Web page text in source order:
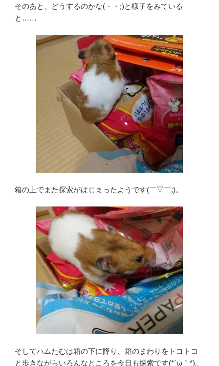
そのあと、どうするのかな(・・;)と様子をみている
と……
箱の上でまた探索がはじまったようです(￣▽￣;)。
そしてハムたむは箱の下に降り、箱のまわりをトコトコ
と歩きながらいろんなところを今日も探索です(*´ω｀*)。